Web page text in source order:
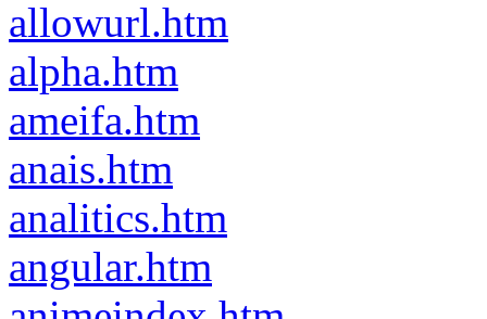
allowurl.htm
alpha.htm
ameifa.htm
anais.htm
analitics.htm
angular.htm